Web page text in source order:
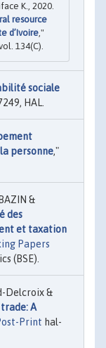
K., 2020.
resource
d’Ivoire,"
134(C).
sociale
HAL.
personne,"
&
des
et taxation
Papers
(BSE).
Delcroix &
A
Print hal-